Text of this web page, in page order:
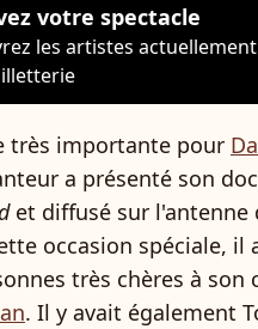
votre spectacle
les artistes
très importante pour
a présenté son
et diffusé sur l'antenne
occasion spéciale, il
très chères à
. Il y avait également